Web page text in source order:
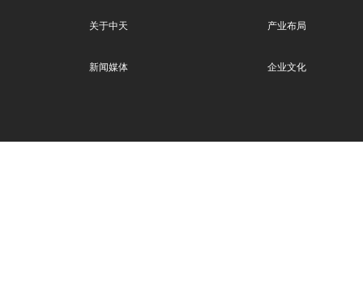
关于中天 产业布局
新闻媒体 企业文化